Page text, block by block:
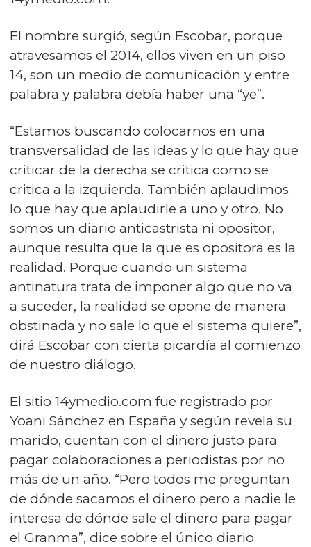
El nombre surgió, según Escobar, porque
atravesamos el 2014, ellos viven en un piso
14, son un medio de comunicación y entre
palabra y palabra debía haber una “ye”.
“Estamos buscando colocarnos en una
transversalidad de las ideas y lo que hay que
criticar de la derecha se critica como se
critica a la izquierda. También aplaudimos
lo que hay que aplaudirle a uno y otro. No
somos un diario anticastrista ni opositor,
aunque resulta que la que es opositora es la
realidad. Porque cuando un sistema
antinatura trata de imponer algo que no va
a suceder, la realidad se opone de manera
obstinada y no sale lo que el sistema quiere”,
dirá Escobar con cierta picardía al comienzo
de nuestro diálogo.
El sitio 14ymedio.com fue registrado por
Yoani Sánchez en España y según revela su
marido, cuentan con el dinero justo para
pagar colaboraciones a periodistas por no
más de un año. “Pero todos me preguntan
de dónde sacamos el dinero pero a nadie le
interesa de dónde sale el dinero para pagar
el Granma”, dice sobre el único diario